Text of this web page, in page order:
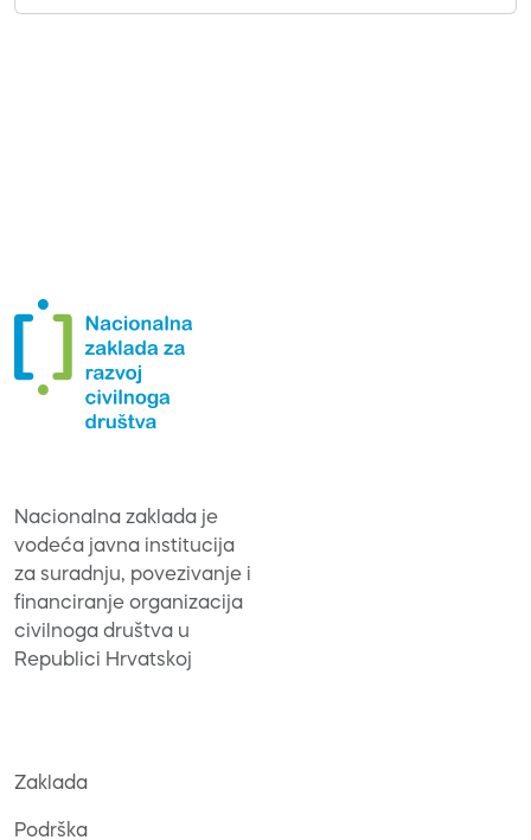
Nacionalna zaklada je
vodeća javna institucija
za suradnju, povezivanje i
financiranje organizacija
civilnoga društva u
Republici Hrvatskoj
Zaklada
Podrška